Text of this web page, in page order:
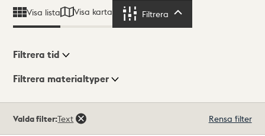
Visa lista Visa karta Filtrera
Visningsläge
Filtrera tid
Filtrera materialtyper
träffar
Valda filter:Text Rensa filter